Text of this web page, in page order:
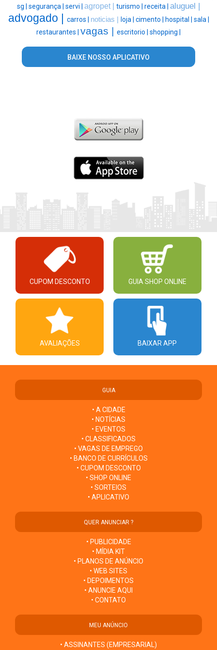
sg | segurança | servi | agropet | turismo | receita | aluguel |
advogado | carros | noticias | loja | cimento | hospital | sala |
restaurantes | vagas | escritorio | shopping |
BAIXE NOSSO APLICATIVO
CUPOM DESCONTO GUIA SHOP ONLINE
AVALIAÇÕES BAIXAR APP
GUIA
• A CIDADE
• NOTÍCIAS
• EVENTOS
• CLASSIFICADOS
• VAGAS DE EMPREGO
• BANCO DE CURRÍCULOS
• CUPOM DESCONTO
• SHOP ONLINE
• SORTEIOS
• APLICATIVO
QUER ANUNCIAR ?
• PUBLICIDADE
• MÍDIA KIT
• PLANOS DE ANÚNCIO
• WEB SITES
• DEPOIMENTOS
• ANUNCIE AQUI
• CONTATO
MEU ANÚNCIO
• ASSINANTES (EMPRESARIAL)